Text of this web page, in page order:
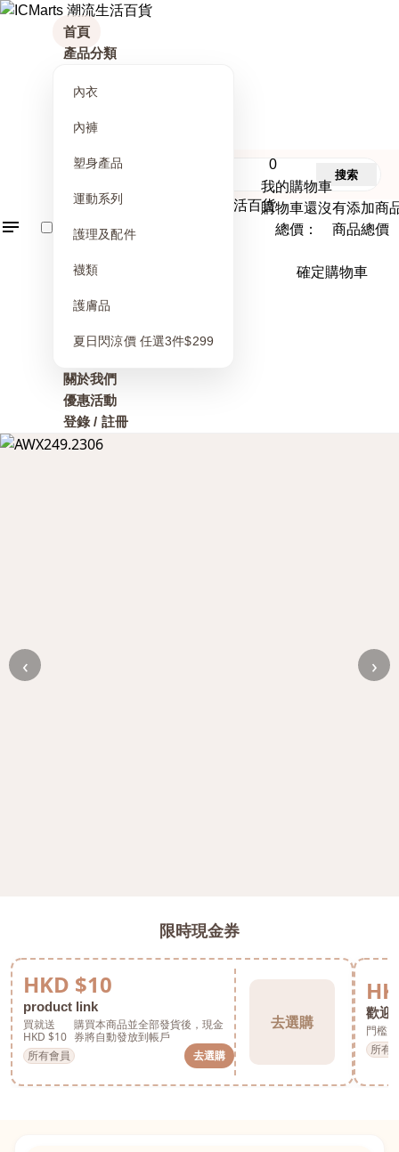
首頁
產品分類
內衣
內褲
塑身產品
運動系列
護理及配件
襪類
護膚品
夏日閃涼價 任選3件$299
關於我們
優惠活動
登錄 / 註冊
0
我的購物車
購物車還沒有添加商
總價： 商品總價
確定購物車
搜索
‹ ›
限時現金券
HKD $10
product link
買就送
HKD $10
購買本商品並全部發貨後，現金
券將自動發放到帳戶
所有會員
去選購
去選購
歡迎
門檻
所有